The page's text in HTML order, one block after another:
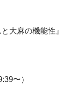
大麻の機能性』
〜）